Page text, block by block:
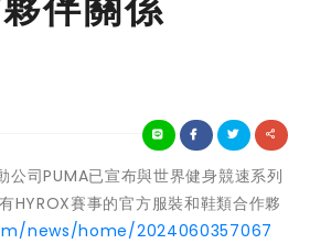
司PUMA已宣布與世界健身競速系列
賽事的官方服裝和鞋類合作夥
news/home/2024060357067